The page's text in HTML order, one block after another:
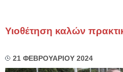
Υιοθέτηση καλών
21 ΦΕΒΡΟΥΑΡΙΟΥ 2024